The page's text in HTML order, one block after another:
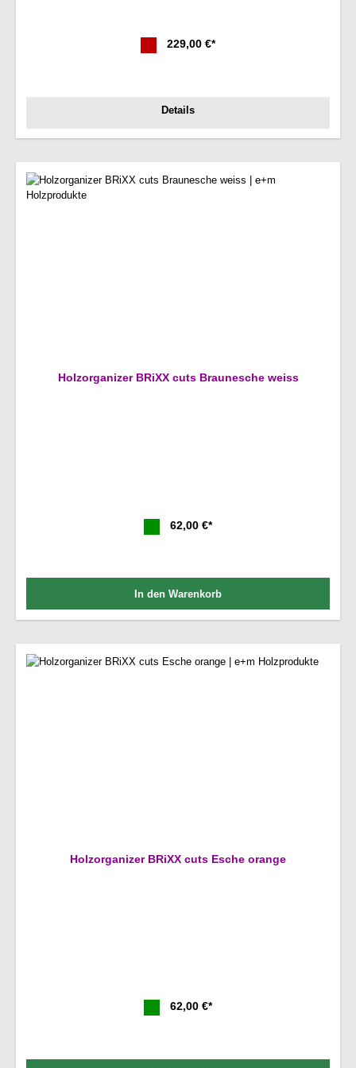
229,00 €*
Details
Holzorganizer BRiXX cuts Braunesche weiss
62,00 €*
In den Warenkorb
Holzorganizer BRiXX cuts Esche orange
62,00 €*